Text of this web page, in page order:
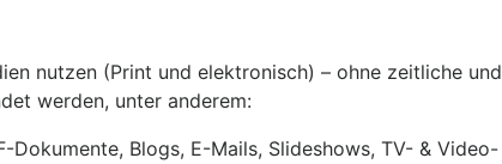
nutzen (Print und elektronisch) – ohne zeitliche und
werden, unter anderem:
Dokumente, Blogs, E-Mails, Slideshows, TV- & Video-